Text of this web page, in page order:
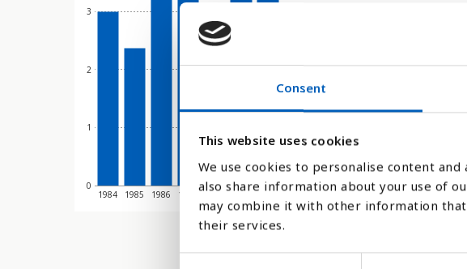
Consent
This website uses cookies
We use cookies to personalise content
also share information about your use of
may combine it with other information
their services.
0
1
2
3
1984 1985 1986 1987 1988 1989 1990 1991 1992 1993 1994 1995 1996 1997